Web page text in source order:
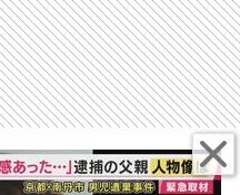
ラシ配る「冷静さ」
て真面目やし優し